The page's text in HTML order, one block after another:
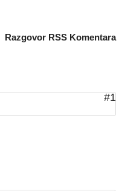
Razgovor RSS Komentara
#1